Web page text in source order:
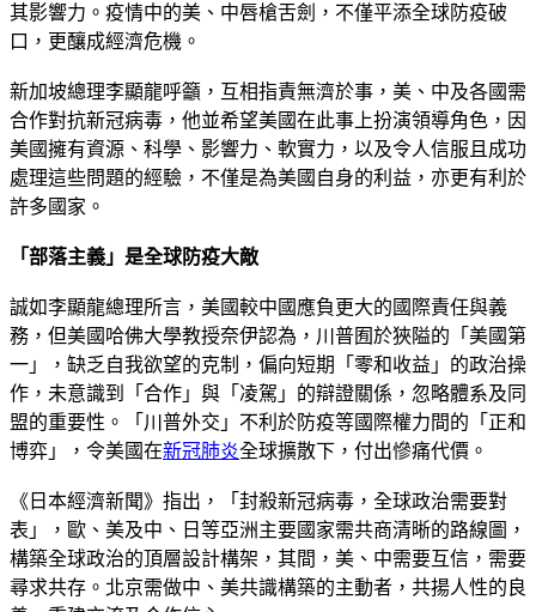
其影響力。疫情中的美、中唇槍舌劍，不僅平添全球防疫破
口，更釀成經濟危機。
新加坡總理李顯龍呼籲，互相指責無濟於事，美、中及各國需
合作對抗新冠病毒，他並希望美國在此事上扮演領導角色，因
美國擁有資源、科學、影響力、軟實力，以及令人信服且成功
處理這些問題的經驗，不僅是為美國自身的利益，亦更有利於
許多國家。
「部落主義」是全球防疫大敵
誠如李顯龍總理所言，美國較中國應負更大的國際責任與義
務，但美國哈佛大學教授奈伊認為，川普囿於狹隘的「美國第
一」，缺乏自我欲望的克制，偏向短期「零和收益」的政治操
作，未意識到「合作」與「凌駕」的辯證關係，忽略體系及同
盟的重要性。「川普外交」不利於防疫等國際權力間的「正和
博弈」，令美國在新冠肺炎全球擴散下，付出慘痛代價。
《日本經濟新聞》指出，「封殺新冠病毒，全球政治需要對
表」，歐、美及中、日等亞洲主要國家需共商清晰的路線圖，
構築全球政治的頂層設計構架，其間，美、中需要互信，需要
尋求共存。北京需做中、美共識構築的主動者，共揚人性的良